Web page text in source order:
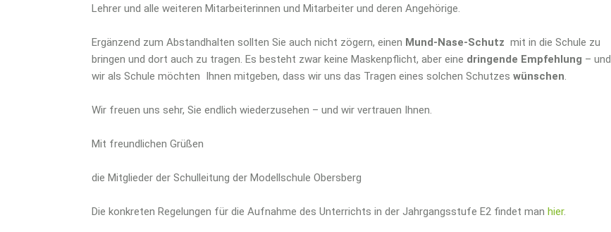
Lehrer und alle weiteren Mitarbeiterinnen und Mitarbeiter und deren Angehörige.
Ergänzend zum Abstandhalten sollten Sie auch nicht zögern, einen Mund-Nase-Schutz mit in die Schule zu
bringen und dort auch zu tragen. Es besteht zwar keine Maskenpflicht, aber eine dringende Empfehlung – und
wir als Schule möchten Ihnen mitgeben, dass wir uns das Tragen eines solchen Schutzeswünschen
Wir freuen uns sehr, Sie endlich wiederzusehen – und wir vertrauen Ihnen.
Mit freundlichen Grüßen
die Mitglieder der Schulleitung der Modellschule Obersberg
Die konkreten Regelungen für die Aufnahme des Unterrichts in der Jahrgangsstufe E2 findet manhier.